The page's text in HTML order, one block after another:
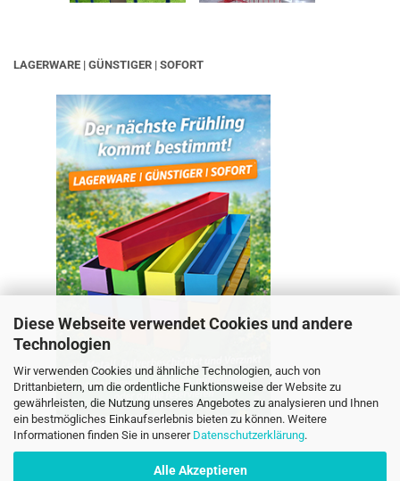
Diese Webseite verwendet Cookies und andere
Technologien
Wir verwenden Cookies und ähnliche Technologien, auch von
Drittanbietern, um die ordentliche Funktionsweise der Website zu
gewährleisten, die Nutzung unseres Angebotes zu analysieren und Ihnen
ein bestmögliches Einkaufserlebnis bieten zu können. Weitere
Informationen finden Sie in unserer Datenschutzerklärung.
Alle Akzeptieren
LAGERWARE | GÜNSTIGER | SOFORT